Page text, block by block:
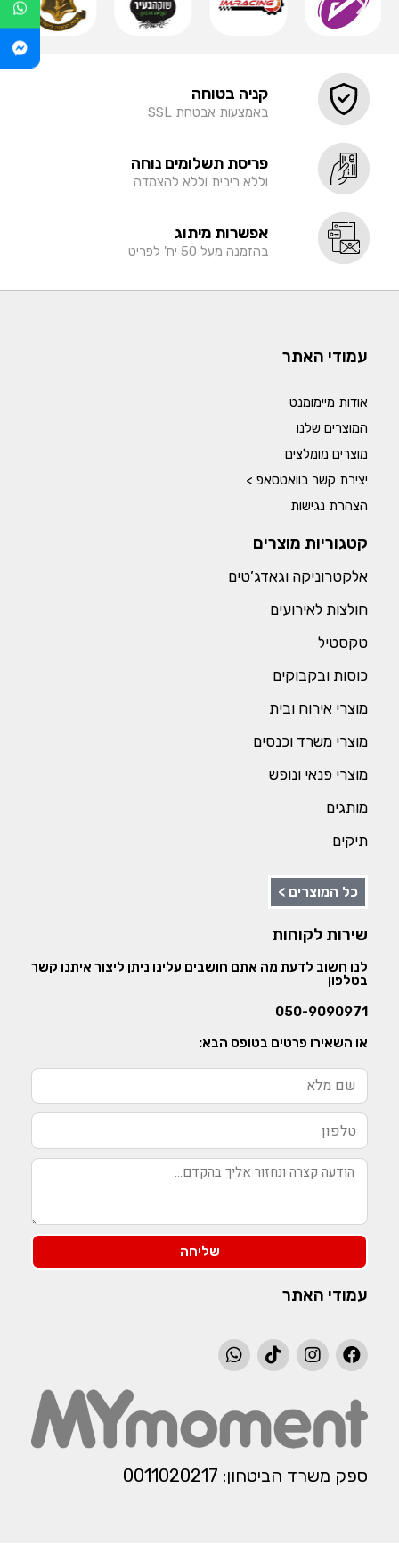
קניה בטוחה
באמצעות אבטחת SSL
פריסת תשלומים נוחה
וללא ריבית וללא להצמדה
אפשרות מיתוג
בהזמנה מעל 50 יח' לפריט
עמודי האתר
אודות מיימומנט
המוצרים שלנו
מוצרים מומלצים
יצירת קשר בוואטסאפ >
הצהרת נגישות
קטגוריות מוצרים
אלקטרוניקה וגאדג’טים
חולצות לאירועים
טקסטיל
כוסות ובקבוקים
מוצרי אירוח ובית
מוצרי משרד וכנסים
מוצרי פנאי ונופש
מותגים
תיקים
כל המוצרים >
שירות לקוחות
לנו חשוב לדעת מה אתם חושבים עלינו ניתן ליצור איתנו קשר
בטלפון
050-9090971
או השאירו פרטים בטופס הבא:
שליחה
עמודי האתר
ספק משרד הביטחון: 0011020217​​